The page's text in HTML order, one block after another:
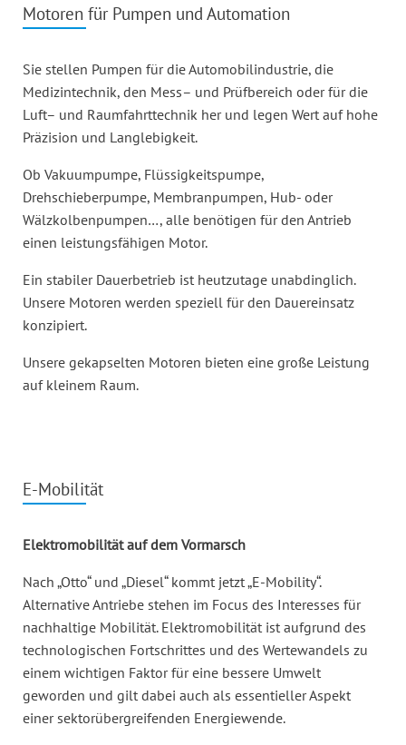
Motoren für Pumpen und Automation
Sie stellen Pumpen für die Automobilindustrie, die
Medizintechnik, den Mess– und Prüfbereich oder für die
Luft– und Raumfahrttechnik her und legen Wert auf hohe
Präzision und Langlebigkeit.
Ob Vakuumpumpe, Flüssigkeitspumpe,
Drehschieberpumpe, Membranpumpen, Hub- oder
Wälzkolbenpumpen…, alle benötigen für den Antrieb
einen leistungsfähigen Motor.
Ein stabiler Dauerbetrieb ist heutzutage unabdinglich.
Unsere Motoren werden speziell für den Dauereinsatz
konzipiert.
Unsere gekapselten Motoren bieten eine große Leistung
auf kleinem Raum.
E-Mobilität
Elektromobilität auf dem Vormarsch
Nach „Otto“ und „Diesel“ kommt jetzt „E-Mobility“.
Alternative Antriebe stehen im Focus des Interesses für
nachhaltige Mobilität. Elektromobilität ist aufgrund des
technologischen Fortschrittes und des Wertewandels zu
einem wichtigen Faktor für eine bessere Umwelt
geworden und gilt dabei auch als essentieller Aspekt
einer sektorübergreifenden Energiewende.